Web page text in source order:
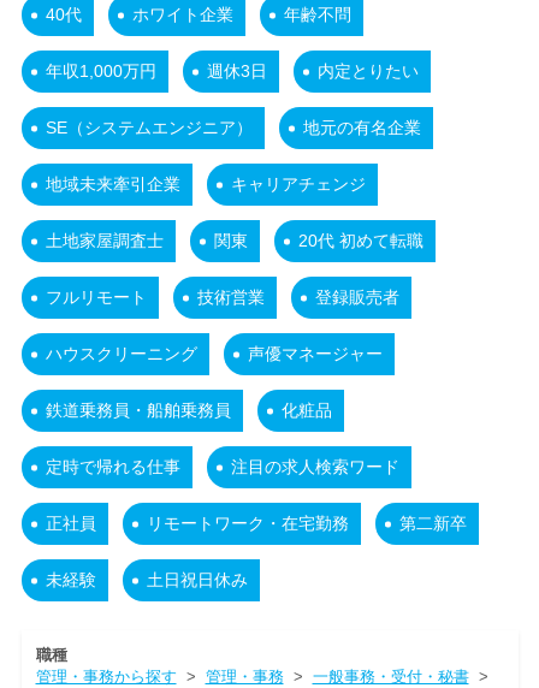
40代 ホワイト企業 年齢不問
年収1,000万円 週休3日 内定とりたい
SE（システムエンジニア） 地元の有名企業
地域未来牽引企業 キャリアチェンジ
土地家屋調査士 関東 20代 初めて転職
フルリモート 技術営業 登録販売者
ハウスクリーニング 声優マネージャー
鉄道乗務員・船舶乗務員 化粧品
定時で帰れる仕事 注目の求人検索ワード
正社員 リモートワーク・在宅勤務 第二新卒
未経験 土日祝日休み
職種
管理・事務から探す > 管理・事務> 一般事務・受付・秘書>